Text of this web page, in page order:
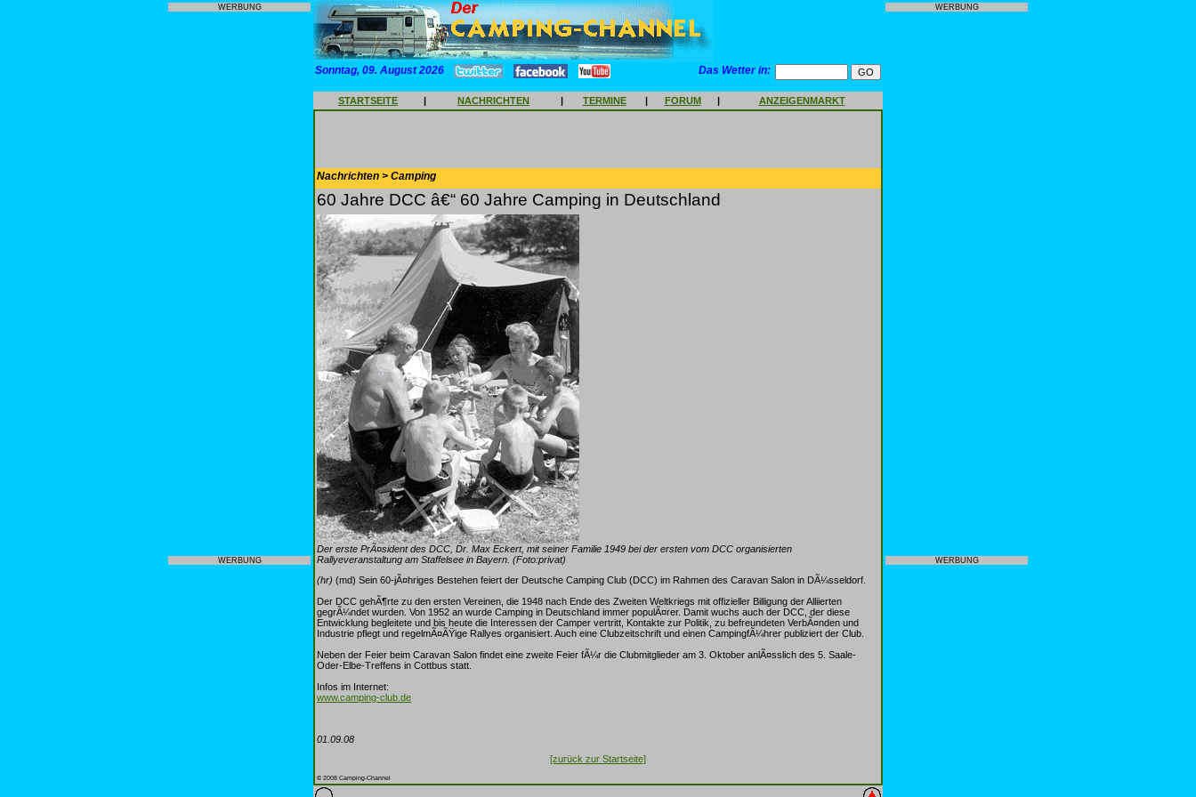
WERBUNG
WERBUNG
Sonntag, 09. August 2026 Das Wetter in:
STARTSEITE | NACHRICHTEN | TERMINE | FORUM | ANZEIGENMARKT
Nachrichten > Camping
60 Jahre DCC â€“ 60 Jahre Camping in Deutschland
Der erste PrÃ¤sident des DCC, Dr. Max Eckert, mit seiner Familie 1949 bei der ersten vom DCC organisierten
Rallyeveranstaltung am Staffelsee in Bayern. (Foto:privat)
(hr) (md) Sein 60-jÃ¤hriges Bestehen feiert der Deutsche Camping Club (DCC) im Rahmen des Caravan Salon in DÃ¼sseldorf.
Der DCC gehÃ¶rte zu den ersten Vereinen, die 1948 nach Ende des Zweiten Weltkriegs mit offizieller Billigung der Alliierten
gegrÃ¼ndet wurden. Von 1952 an wurde Camping in Deutschland immer populÃ¤rer. Damit wuchs auch der DCC, der diese
Entwicklung begleitete und bis heute die Interessen der Camper vertritt, Kontakte zur Politik, zu befreundeten VerbÃ¤nden und
Industrie pflegt und regelmÃ¤ÃŸige Rallyes organisiert. Auch eine Clubzeitschrift und einen CampingfÃ¼hrer publiziert der Club.
Neben der Feier beim Caravan Salon findet eine zweite Feier fÃ¼r die Clubmitglieder am 3. Oktober anlÃ¤sslich des 5. Saale-
Oder-Elbe-Treffens in Cottbus statt.
Infos im Internet:
www.camping-club.de
01.09.08
[zurück zur Startseite]
© 2008 Camping-Channel
WERBUNG
WERBUNG